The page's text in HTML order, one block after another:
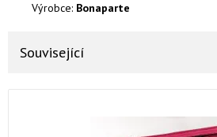
Výrobce: Bonaparte
Související